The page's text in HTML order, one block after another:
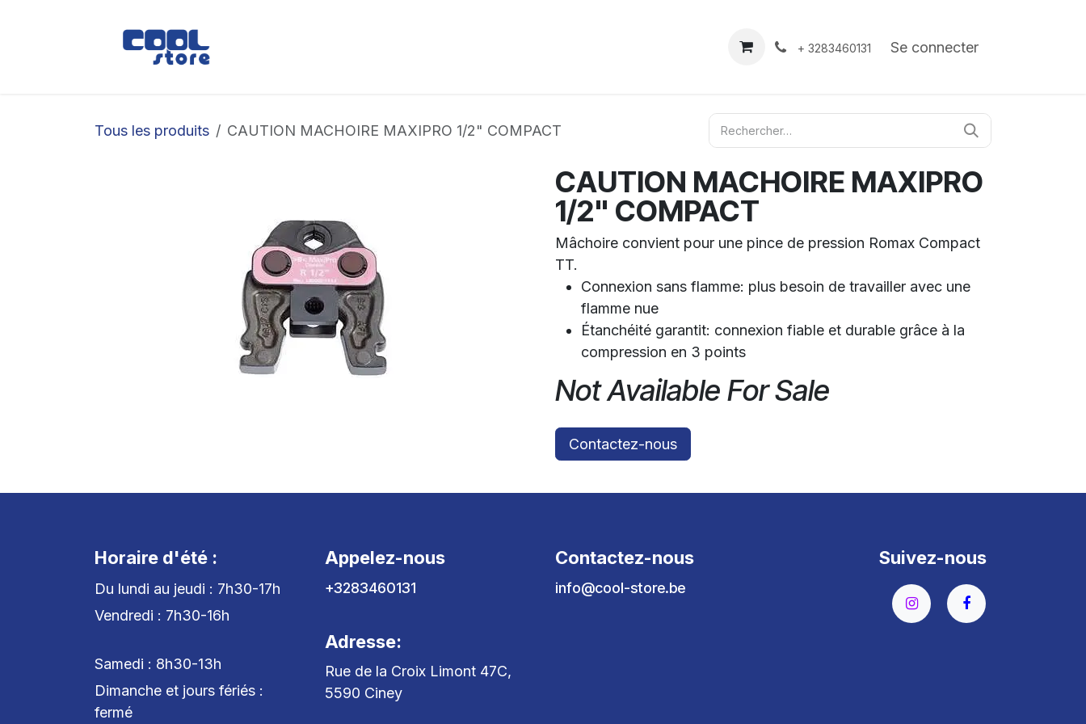
À propos Contact
+ 3283460131 Se connecter
Tous les produits CAUTION MACHOIRE MAXIPRO 1/2" COMPACT
CAUTION MACHOIRE MAXIPRO
1/2" COMPACT
Mâchoire convient pour une pince de pression Romax Compact
TT.
Connexion sans flamme: plus besoin de travailler avec une
flamme nue
Étanchéité garantit: connexion fiable et durable grâce à la
compression en 3 points
Not Available For Sale
Contactez-nous
Horaire d'été :
Du lundi au jeudi : 7h30-17h
Vendredi : 7h30-16h
Samedi : 8h30-13h
Dimanche et jours fériés :
fermé
Appelez-nous
+3283460131
Adresse:
Rue de la Croix Limont 47C,
5590 Ciney
Contactez-nous
info@cool-store.be
Suivez-nous